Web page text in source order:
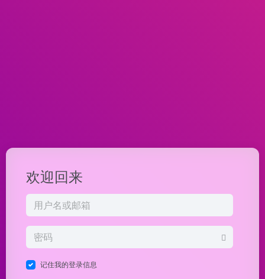
欢迎回来
记住我的登录信息